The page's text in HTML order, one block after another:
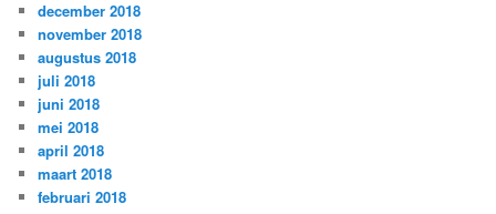
december 2018
november 2018
augustus 2018
juli 2018
juni 2018
mei 2018
april 2018
maart 2018
februari 2018